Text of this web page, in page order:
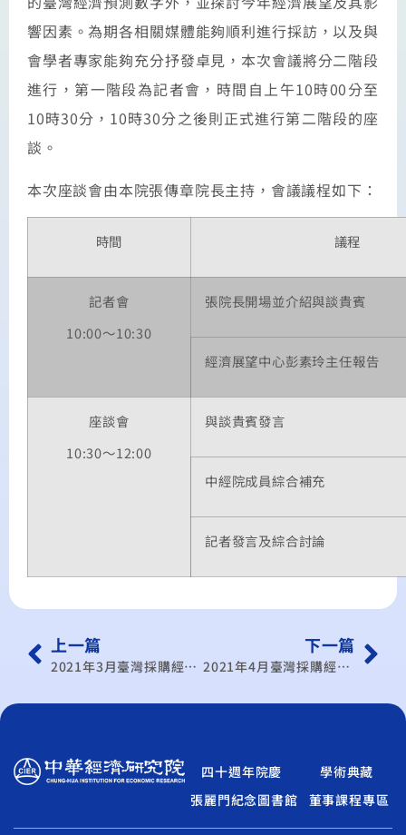
響因素。為期各相關媒體能夠順利進行採訪，以及與
會學者專家能夠充分抒發卓見，本次會議將分二階段
進行，第一階段為記者會，時間自上午10時00分至
10時30分， 10時30分之後則正式進行第二階段的座
談。
本次座談會由本院張傳章院長主持，會議議桯如下：
時間 議程
記者會
10:00～10:30
張院長開場並介紹與談貴賓
經濟展望中心彭素玲主任報告
座談會
10:30～12:00
與談貴賓發言
中經院成員綜合補充
記者發言及綜合討論
上一篇
2021年3月臺灣採購經理人指數發布記者會
下一篇
2021年4月臺灣採購經理人指數發布記者會
四十週年院慶
學術典藏
張麗門紀念圖書館
董事課程專區